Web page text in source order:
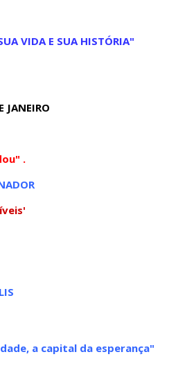
VIDA E SUA HISTÓRIA"
JANEIRO
.
a capital da esperança"